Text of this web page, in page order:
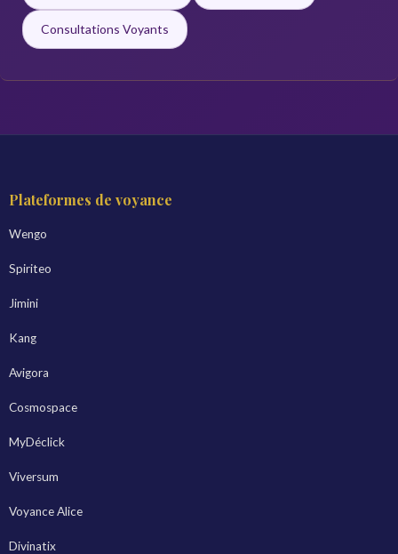
Consultations Voyants
Plateformes de voyance
Wengo
Spiriteo
Jimini
Kang
Avigora
Cosmospace
MyDéclick
Viversum
Voyance Alice
Divinatix